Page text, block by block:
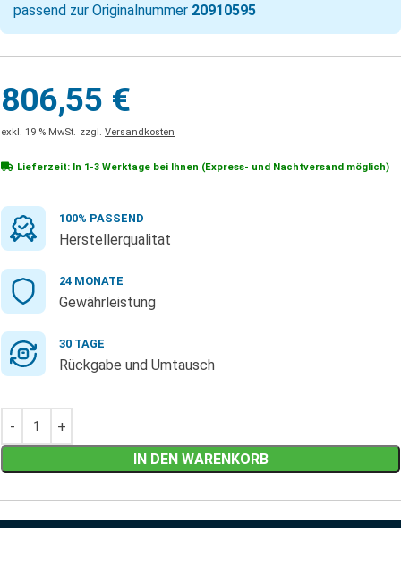
passend zur Originalnummer 20910595
806,55 €
exkl. 19 % MwSt. zzgl. Versandkosten
Lieferzeit: In 1-3 Werktage bei Ihnen (Express- und Nachtversand möglich)
100% PASSEND
Herstellerqualitat
24 MONATE
Gewährleistung
30 TAGE
Rückgabe und Umtausch
IN DEN WARENKORB